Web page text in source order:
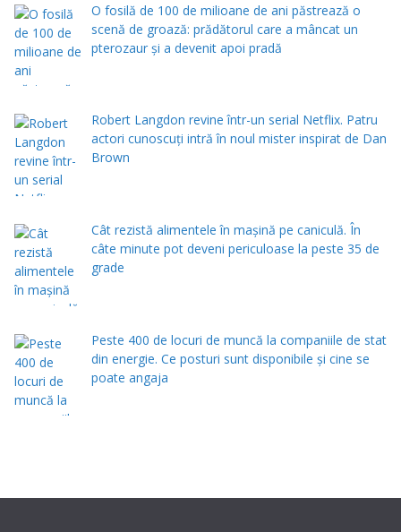
O fosilă de 100 de milioane de ani păstrează o
scenă de groază: prădătorul care a mâncat un
pterozaur și a devenit apoi pradă
Robert Langdon revine într-un serial Netflix. Patru
actori cunoscuți intră în noul mister inspirat de Dan
Brown
Cât rezistă alimentele în mașină pe caniculă. În
câte minute pot deveni periculoase la peste 35 de
grade
Peste 400 de locuri de muncă la companiile de stat
din energie. Ce posturi sunt disponibile și cine se
poate angaja